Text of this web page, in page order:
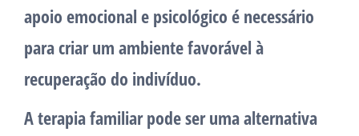
apoio emocional e psicológico é necessário
para criar um ambiente favorável à
recuperação do indivíduo.
A terapia familiar pode ser uma alternativa